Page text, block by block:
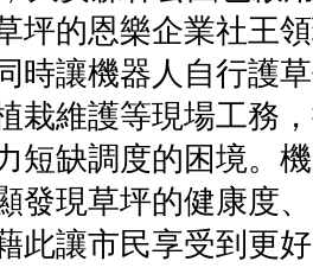
坪的恩樂企業社王
時讓機器人自行護
栽維護等現場工務
短缺調度的困境。
發現草坪的健康度
此讓市民享受到更